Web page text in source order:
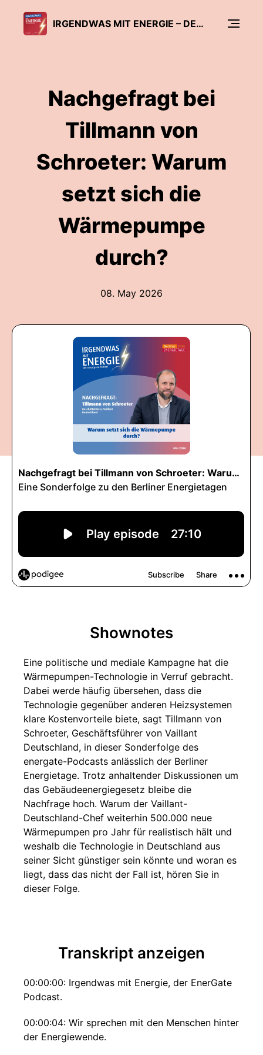
IRGENDWAS MIT ENERGIE – DER ENERGATE-PODCAST
Nachgefragt bei
Tillmann von
Schroeter: Warum
setzt sich die
Wärmepumpe
durch?
08. May 2026
Shownotes
Eine politische und mediale Kampagne hat die
Wärmepumpen-Technologie in Verruf gebracht.
Dabei werde häufig übersehen, dass die
Technologie gegenüber anderen Heizsystemen
klare Kostenvorteile biete, sagt Tillmann von
Schroeter, Geschäftsführer von Vaillant
Deutschland, in dieser Sonderfolge des
energate-Podcasts anlässlich der Berliner
Energietage. Trotz anhaltender Diskussionen um
das Gebäudeenergiegesetz bleibe die
Nachfrage hoch. Warum der Vaillant-
Deutschland-Chef weiterhin 500.000 neue
Wärmepumpen pro Jahr für realistisch hält und
weshalb die Technologie in Deutschland aus
seiner Sicht günstiger sein könnte und woran es
liegt, dass das nicht der Fall ist, hören Sie in
dieser Folge.
Transkript anzeigen
00:00:00: Irgendwas mit Energie, der EnerGate
Podcast.
00:00:04: Wir sprechen mit den Menschen hinter
der Energiewende.